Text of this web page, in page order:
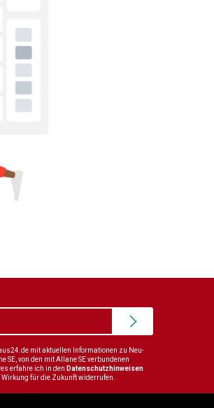
mit aktuellen Informationen zu Neu-
von den mit Allane SE verbundenen
erfahre ich in den Datenschutzhinweisen
für die Zukunft widerrufen.